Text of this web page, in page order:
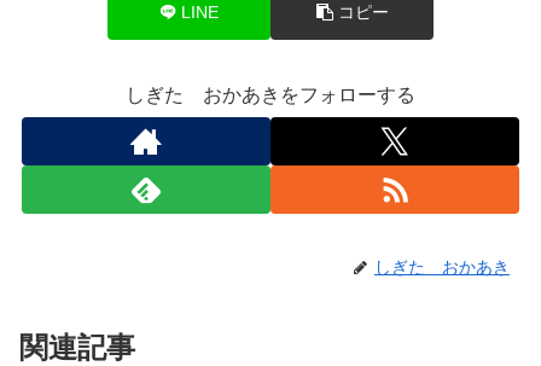
LINE コピー
しぎた おかあきをフォローする
しぎた おかあき
関連記事